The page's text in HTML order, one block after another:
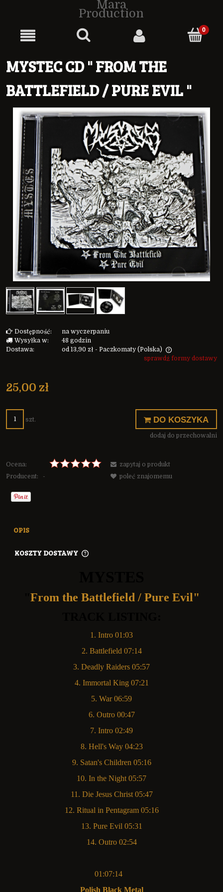
Mara
Production
MYSTEC CD " FROM THE
BATTLEFIELD / PURE EVIL "
Dostępność:
na wyczerpaniu
Wysyłka w:
48 godzin
Dostawa:
od 13,90 zł - Paczkomaty (Polska)
Cena nie zawiera ewentualnych kosztów płatnościsprawdź formy dostawy
25,00 zł
szt. DO KOSZYKA
dodaj do przechowalni
Ocena:
Producent:
-
zapytaj o produkt
poleć znajomemu
OPIS
KOSZTY DOSTAWY
CENA NIE ZAWIERA EWENTUALNYCH KOSZTÓW PŁATNOŚCI
From the Battlefield / Pure Evil"
1. Intro 01:03
2. Battlefield 07:14
3. Deadly Raiders 05:57
4. Immortal King 07:21
5. War 06:59
6. Outro 00:47
7. Intro 02:49
8. Hell's Way 04:23
9. Satan's Children 05:16
10. In the Night 05:57
11. Die Jesus Christ 05:47
12. Ritual in Pentagram 05:16
13. Pure Evil 05:31
14. Outro 02:54
01:07:14
Polish Black Metal